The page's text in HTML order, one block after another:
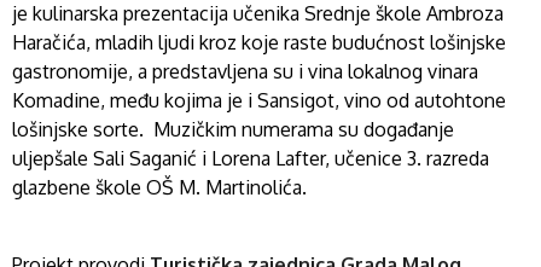
je kulinarska prezentacija učenika Srednje škole Ambroza
Haračića, mladih ljudi kroz koje raste budućnost lošinjske
gastronomije, a predstavljena su i vina lokalnog vinara
Komadine, među kojima je i Sansigot, vino od autohtone
lošinjske sorte. Muzičkim numerama su događanje
uljepšale Sali Saganić i Lorena Lafter, učenice 3. razreda
glazbene škole OŠ M. Martinolića.